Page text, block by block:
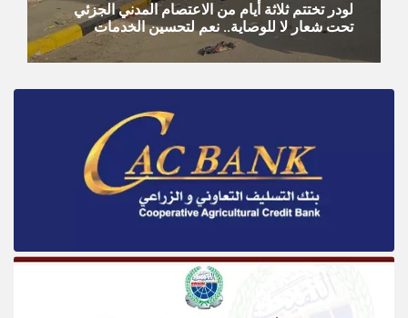
لودر تختتم ثلاثة أيام من الاعتصام المدني الجزئي
تحت شعار لا للوصاية.. نعم لتحسين الخدمات